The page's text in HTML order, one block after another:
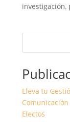
investigación,
Eleva tu
Electos